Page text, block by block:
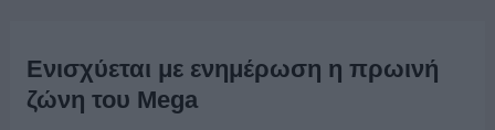
Ενισχύεται με ενημέρωση η πρωινή
ζώνη του Mega